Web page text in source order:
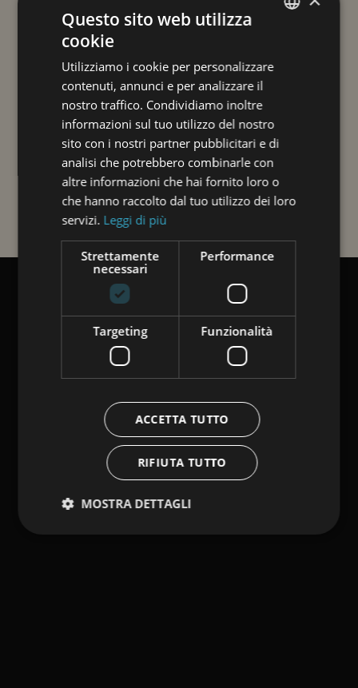
ENGLISH
Questo sito web utilizza
cookie
Utilizziamo i cookie per personalizzare
contenuti, annunci e per analizzare il
nostro traffico. Condividiamo inoltre
informazioni sul tuo utilizzo del nostro
sito con i nostri partner pubblicitari e di
analisi che potrebbero combinarle con
altre informazioni che hai fornito loro o
che hanno raccolto dal tuo utilizzo dei loro
servizi. Leggi di più
Strettamente
necessari
Performance
Targeting Funzionalità
ACCETTA TUTTO
RIFIUTA TUTTO
MOSTRA DETTAGLI